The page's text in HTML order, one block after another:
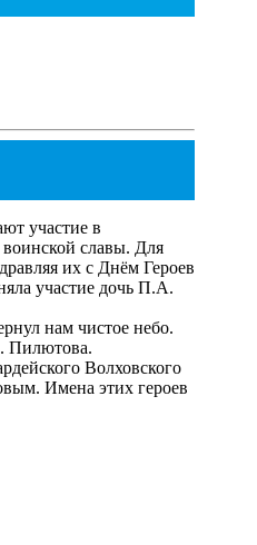
участие в
славы. Для
их с Днём Героев
участие дочь П.А.
нам чистое небо.
Пилютова.
Волховского
Имена этих героев